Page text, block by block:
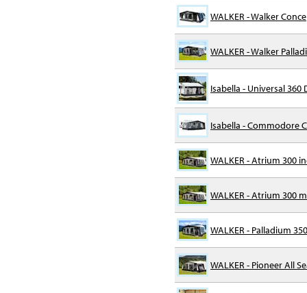
WALKER - Walker
WALKER - Walker
Isabella - Universal
Isabella - Commodore
WALKER - Atrium 300
WALKER - Atrium 300
WALKER - Palladium
WALKER - Pioneer All